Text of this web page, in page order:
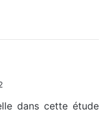
dans cette étude